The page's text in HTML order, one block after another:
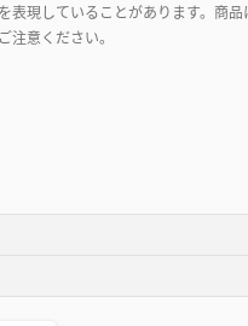
表現していることがあります。商品
注意ください。